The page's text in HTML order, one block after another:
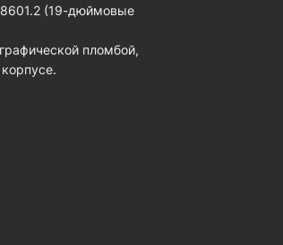
(19-дюймовые
пломбой,